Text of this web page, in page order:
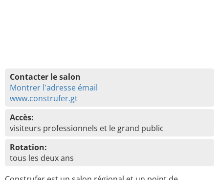
Contacter le salon
Montrer l'adresse émail
www.construfer.gt
Accès:
visiteurs professionnels et le grand public
Rotation:
tous les deux ans